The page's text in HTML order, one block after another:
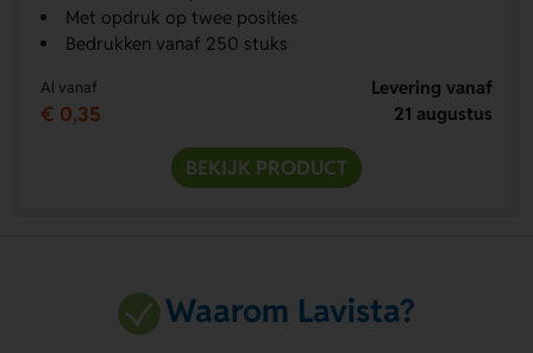
Met opdruk op twee posities
Bedrukken vanaf 250 stuks
Al vanaf
€ 0,35
Levering vanaf
21 augustus
BEKIJK PRODUCT
Waarom Lavista?